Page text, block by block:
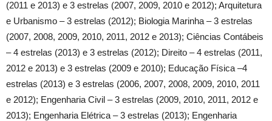
(2011 e 2013) e 3 estrelas (2007, 2009, 2010 e 2012); Arquitetura
e Urbanismo – 3 estrelas (2012); Biologia Marinha – 3 estrelas
(2007, 2008, 2009, 2010, 2011, 2012 e 2013); Ciências Contábeis
– 4 estrelas (2013) e 3 estrelas (2012); Direito – 4 estrelas (2011,
2012 e 2013) e 3 estrelas (2009 e 2010); Educação Física –4
estrelas (2013) e 3 estrelas (2006, 2007, 2008, 2009, 2010, 2011
e 2012); Engenharia Civil – 3 estrelas (2009, 2010, 2011, 2012 e
2013); Engenharia Elétrica – 3 estrelas (2013); Engenharia